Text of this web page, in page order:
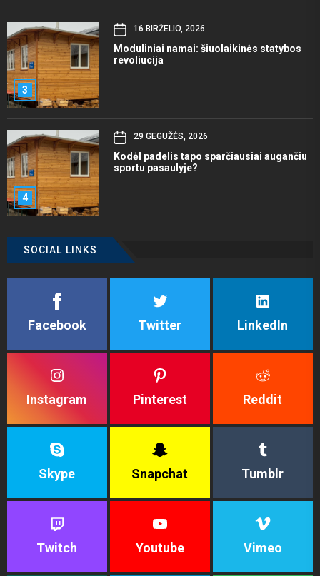
3
16 BIRŽELIO, 2026
Moduliniai namai: šiuolaikinės statybos
revoliucija
4
29 GEGUŽĖS, 2026
Kodėl padelis tapo sparčiausiai augančiu
sportu pasaulyje?
SOCIAL LINKS
Facebook Twitter LinkedIn
Instagram Pinterest Reddit
Skype Snapchat Tumblr
Twitch Youtube Vimeo